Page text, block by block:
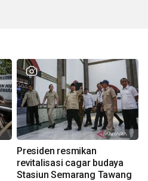
Presiden resmikan
revitalisasi cagar budaya
Stasiun Semarang Tawang